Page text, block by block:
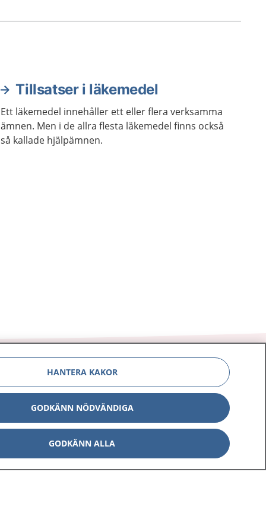
Tillsatser i läkemedel
Ett läkemedel innehåller ett eller flera verksamma
ämnen. Men i de allra flesta läkemedel finns också
så kallade hjälpämnen.
Om 1177
Aktuellt
Digital tillgänglighet
HANTERA KAKOR
GODKÄNN NÖDVÄNDIGA
GODKÄNN ALLA